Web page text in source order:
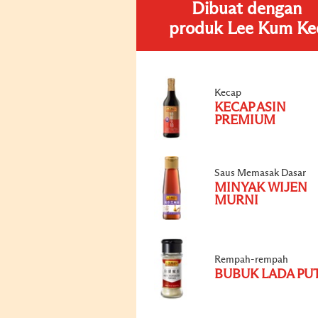
Dibuat dengan
produk Lee Kum
Kecap
KECAP ASIN
PREMIUM
Saus Memasak Dasar
MINYAK WIJEN
MURNI
Rempah-rempah
BUBUK LADA